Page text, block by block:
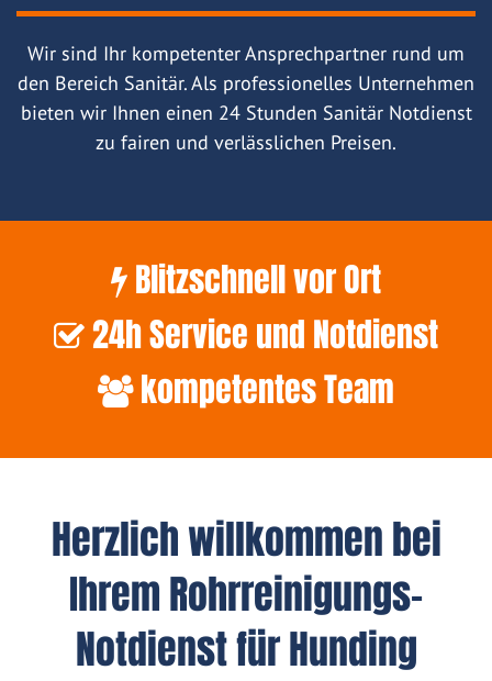
Wir sind Ihr kompetenter Ansprechpartner rund um
den Bereich Sanitär. Als professionelles Unternehmen
bieten wir Ihnen einen 24 Stunden Sanitär Notdienst
zu fairen und verlässlichen Preisen.
Blitzschnell vor Ort
24h Service und Notdienst
kompetentes Team
Herzlich willkommen bei
Ihrem Rohrreinigungs-
Notdienst für Hunding